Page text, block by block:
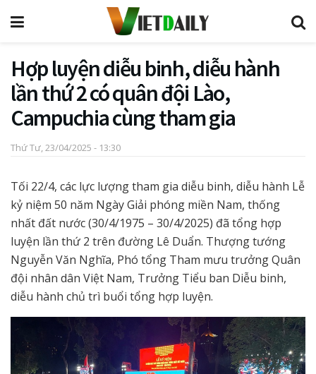
Hợp luyện diễu binh, diễu hành
lần thứ 2 có quân đội Lào,
Campuchia cùng tham gia
Thứ Tư, 23/04/2025 - 13:30
Tối 22/4, các lực lượng tham gia diễu binh, diễu hành Lễ
kỷ niệm 50 năm Ngày Giải phóng miền Nam, thống
nhất đất nước (30/4/1975 – 30/4/2025) đã tổng hợp
luyện lần thứ 2 trên đường Lê Duẩn. Thượng tướng
Nguyễn Văn Nghĩa, Phó tổng Tham mưu trưởng Quân
đội nhân dân Việt Nam, Trưởng Tiểu ban Diễu binh,
diễu hành chủ trì buổi tổng hợp luyện.